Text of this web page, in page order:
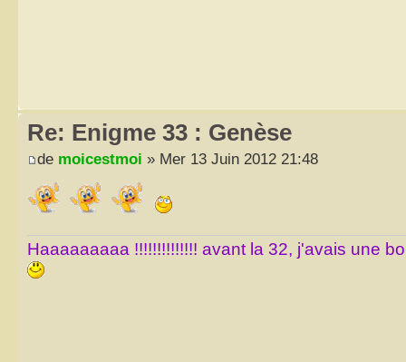
Re: Enigme 33 : Genèse
de moicestmoi » Mer 13 Juin 2012 21:48
Haaaaaaaaa !!!!!!!!!!!!!! avant la 32, j'avais une